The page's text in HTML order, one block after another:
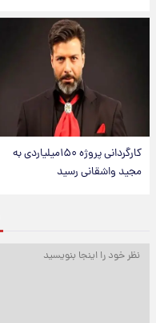
کارگردانی پروژه ۱۵۰میلیاردی به
مجید واشقانی رسید